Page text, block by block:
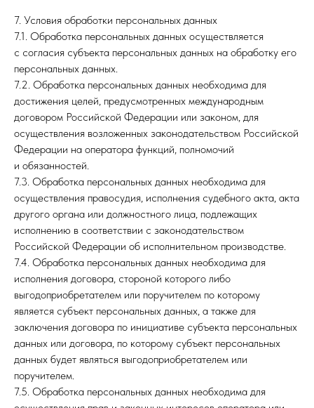
7. Условия обработки персональных данных
7.1. Обработка персональных данных осуществляется
с согласия субъекта персональных данных на обработку его
персональных данных.
7.2. Обработка персональных данных необходима для
достижения целей, предусмотренных международным
договором Российской Федерации или законом, для
осуществления возложенных законодательством Российской
Федерации на оператора функций, полномочий
и обязанностей.
7.3. Обработка персональных данных необходима для
осуществления правосудия, исполнения судебного акта, акта
другого органа или должностного лица, подлежащих
исполнению в соответствии с законодательством
Российской Федерации об исполнительном производстве.
7.4. Обработка персональных данных необходима для
исполнения договора, стороной которого либо
выгодоприобретателем или поручителем по которому
является субъект персональных данных, а также для
заключения договора по инициативе субъекта персональных
данных или договора, по которому субъект персональных
данных будет являться выгодоприобретателем или
поручителем.
7.5. Обработка персональных данных необходима для